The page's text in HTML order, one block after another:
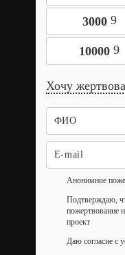
3000 9
10000 9
Хочу
Анонимное
Подтверждаю,
пожертвование
проект
Даю согласие с